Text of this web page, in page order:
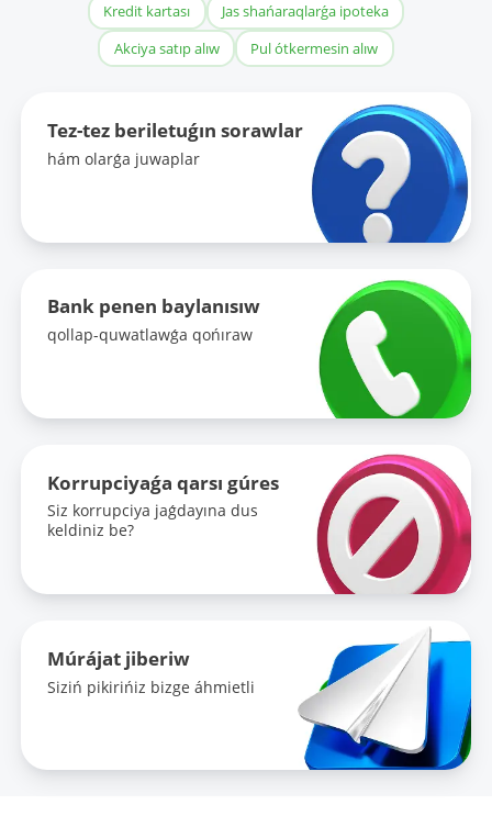
Kredit kartası
Jas shańaraqlarǵa ipoteka
Akciya satıp alıw
Pul ótkermesin alıw
Tez-tez beriletuǵın sorawlar
hám olarǵa juwaplar
Bank penen baylanısıw
qollap-quwatlawǵa qońıraw
Korrupciyaǵa qarsı gúres
Siz korrupciya jaǵdayına dus
keldiniz be?
Múrájat jiberiw
Siziń pikirińiz bizge áhmietli